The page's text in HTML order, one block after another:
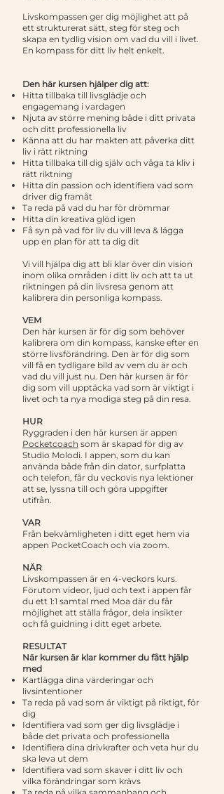
Livskompassen ger dig möjlighet att på
ett strukturerat sätt, steg för steg och
skapa en tydlig vision om vad du vill i livet.
En kompass för ditt liv helt enkelt.
Den här kursen hjälper dig att:
Hitta tillbaka till livsglädje och
engagemang i vardagen
Njuta av större mening både i ditt privata
och ditt professionella liv
Känna att du har makten att påverka ditt
liv i rätt riktning
Hitta tillbaka till dig själv och våga ta kliv i
rätt riktning
Hitta din passion och identifiera vad som
driver dig framåt
Ta reda på vad du har för drömmar
Hitta din kreativa glöd igen
Få syn på vad för liv du vill leva & lägga
upp en plan för att ta dig dit
Vi vill hjälpa dig att bli klar över din vision
inom olika områden i ditt liv och att ta ut
riktningen på din livsresa genom att
kalibrera din personliga kompass.
VEM
Den här kursen är för dig som behöver
kalibrera om din kompass, kanske efter en
större livsförändring. Den är för dig som
vill få en tydligare bild av vem du är och
vad du vill just nu. Den här kursen är för
dig som vill upptäcka vad som är viktigt i
livet och ta nya modiga steg på din resa.
HUR
Ryggraden i den här kursen är appen
Pocketcoach som är skapad för dig av
Studio Molodi. I appen, som du kan
använda både från din dator, surfplatta
och telefon, får du veckovis nya lektioner
att se, lyssna till och göra uppgifter
utifrån.
VAR
Från bekvämligheten i ditt eget hem via
appen PocketCoach och via zoom.
NÄR
Livskompassen är en 4-veckors kurs.
Förutom videor, ljud och text i appen får
du ett 1:1 samtal med Moa där du får
möjlighet att ställa frågor, dela insikter
och få guidning i ditt eget arbete.
RESULTAT
När kursen är klar kommer du fått hjälp
med
Kartlägga dina värderingar och
livsintentioner
Ta reda på vad som är viktigt på riktigt, för
dig
Identifiera vad som ger dig livsglädje i
både det privata och professionella
Identifiera dina drivkrafter och veta hur du
ska leva ut dem
Identifiera vad som skaver i ditt liv och
vilka förändringar som krävs